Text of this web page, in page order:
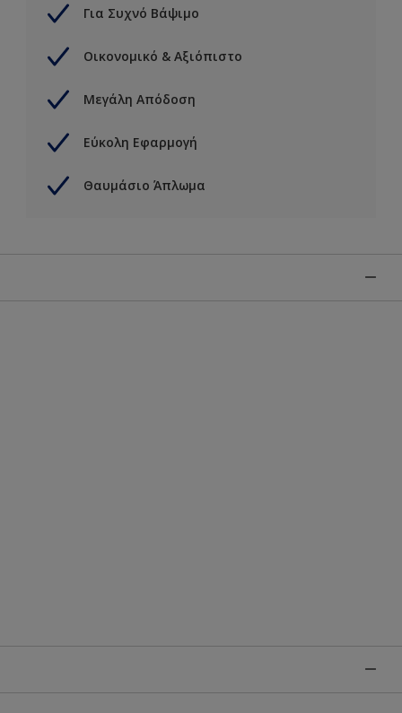
Για Συχνό Βάψιμο
Οικονομικό & Αξιόπιστο
Μεγάλη Απόδοση
Εύκολη Εφαρμογή
Θαυμάσιο Άπλωμα